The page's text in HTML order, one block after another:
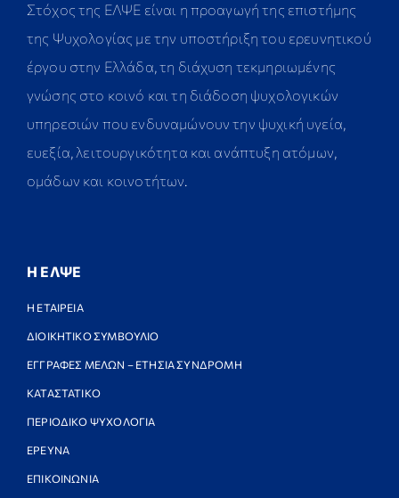
Στόχος της ΕΛΨΕ είναι η προαγωγή της επιστήμης
της Ψυχολογίας με την υποστήριξη του ερευνητικού
έργου στην Ελλάδα, τη διάχυση τεκμηριωμένης
γνώσης στο κοινό και τη διάδοση ψυχολογικών
υπηρεσιών που ενδυναμώνουν την ψυχική υγεία,
ευεξία, λειτουργικότητα και ανάπτυξη ατόμων,
ομάδων και κοινοτήτων.
Η ΕΛΨΕ
Η ΕΤΑΙΡΕΙΑ
ΔΙΟΙΚΗΤΙΚΟ ΣΥΜΒΟΥΛΙΟ
ΕΓΓΡΑΦΕΣ ΜΕΛΩΝ – ΕΤΗΣΙΑ ΣΥΝΔΡΟΜΗ
ΚΑΤΑΣΤΑΤΙΚΟ
ΠΕΡΙΟΔΙΚΟ ΨΥΧΟΛΟΓΙΑ
ΕΡΕΥΝΑ
ΕΠΙΚΟΙΝΩΝΙΑ